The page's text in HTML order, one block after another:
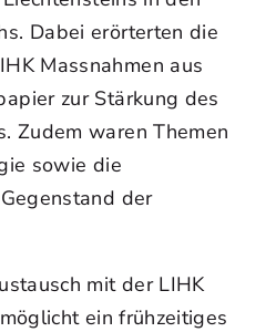
Dabei erörterten die
Massnahmen aus
zur Stärkung des
Zudem waren Themen
sowie die
der
mit der LIHK
ein frühzeitiges